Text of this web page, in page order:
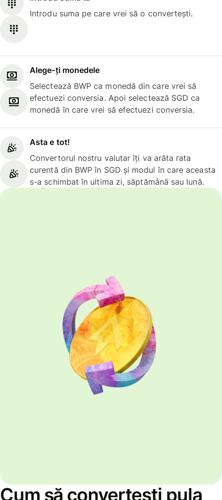
Introdu suma pe care vrei să o convertești.
Alege-ți monedele
Selectează BWP ca monedă din care vrei să
efectuezi conversia. Apoi selectează SGD ca
monedă în care vrei să efectuezi conversia.
Asta e tot!
Convertorul nostru valutar îți va arăta rata
curentă din BWP în SGD și modul în care aceasta
s-a schimbat în ultima zi, săptămână sau lună.
Cum să convertești pula